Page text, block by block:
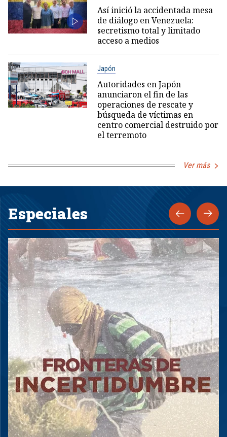
Así inició la accidentada mesa
de diálogo en Venezuela:
secretismo total y limitado
acceso a medios
Japón
Autoridades en Japón
anunciaron el fin de las
operaciones de rescate y
búsqueda de víctimas en
centro comercial destruido por
el terremoto
Ver más
Especiales